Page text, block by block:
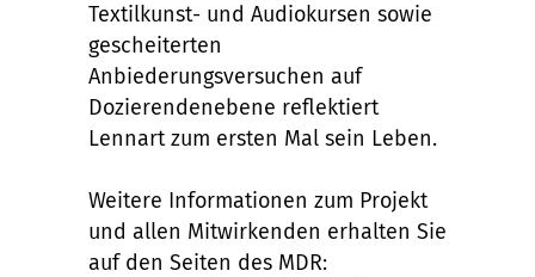
Textilkunst- und Audiokursen sowie
gescheiterten
Anbiederungsversuchen auf
Dozierendenebene reflektiert
Lennart zum ersten Mal sein Leben.
Weitere Informationen zum Projekt
und allen Mitwirkenden erhalten Sie
auf den Seiten des MDR: